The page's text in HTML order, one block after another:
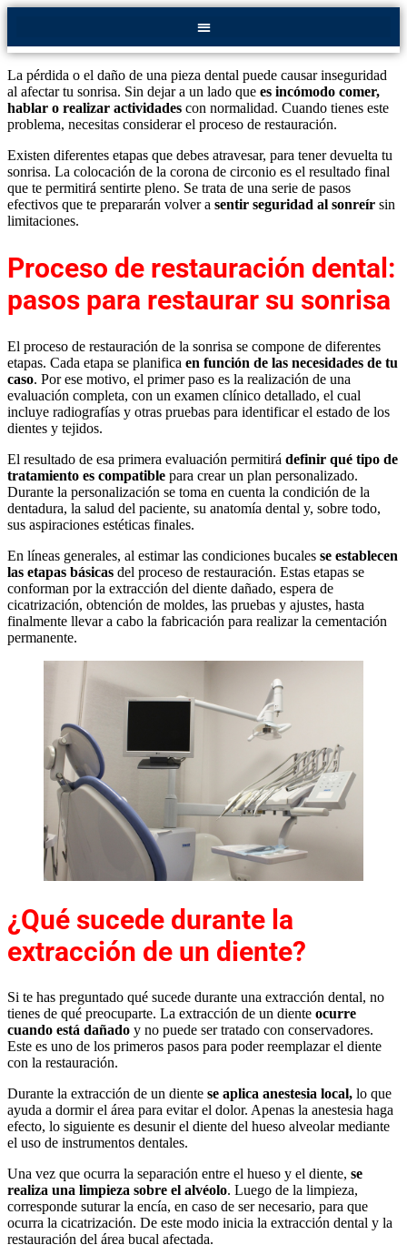
La pérdida o el daño de una pieza dental puede causar inseguridad
al afectar tu sonrisa. Sin dejar a un lado que es incómodo comer,
hablar o realizar actividades con normalidad. Cuando tienes este
problema, necesitas considerar el proceso de restauración.
Existen diferentes etapas que debes atravesar, para tener devuelta tu
sonrisa. La colocación de la corona de circonio es el resultado final
que te permitirá sentirte pleno. Se trata de una serie de pasos
efectivos que te prepararán volver a sentir seguridad al sonreír sin
limitaciones.
Proceso de restauración dental:
pasos para restaurar su sonrisa
El proceso de restauración de la sonrisa se compone de diferentes
etapas. Cada etapa se planifica en función de las necesidades de tu
caso. Por ese motivo, el primer paso es la realización de una
evaluación completa, con un examen clínico detallado, el cual
incluye radiografías y otras pruebas para identificar el estado de los
dientes y tejidos.
El resultado de esa primera evaluación permitirá definir qué tipo de
tratamiento es compatible para crear un plan personalizado.
Durante la personalización se toma en cuenta la condición de la
dentadura, la salud del paciente, su anatomía dental y, sobre todo,
sus aspiraciones estéticas finales.
En líneas generales, al estimar las condiciones bucales se establecen
las etapas básicas del proceso de restauración. Estas etapas se
conforman por la extracción del diente dañado, espera de
cicatrización, obtención de moldes, las pruebas y ajustes, hasta
finalmente llevar a cabo la fabricación para realizar la cementación
permanente.
¿Qué sucede durante la
extracción de un diente?
Si te has preguntado qué sucede durante una extracción dental, no
tienes de qué preocuparte. La extracción de un diente ocurre
cuando está dañado y no puede ser tratado con conservadores.
Este es uno de los primeros pasos para poder reemplazar el diente
con la restauración.
Durante la extracción de un diente se aplica anestesia local, lo que
ayuda a dormir el área para evitar el dolor. Apenas la anestesia haga
efecto, lo siguiente es desunir el diente del hueso alveolar mediante
el uso de instrumentos dentales.
Una vez que ocurra la separación entre el hueso y el diente, se
realiza una limpieza sobre el alvéolo. Luego de la limpieza,
corresponde suturar la encía, en caso de ser necesario, para que
ocurra la cicatrización. De este modo inicia la extracción dental y la
restauración del área bucal afectada.